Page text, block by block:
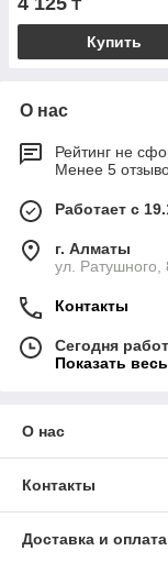
₸
Купить
О нас
Рейтинг не
Менее 5
Работает с
г. Алматы
ул. Ратушного,
Контакты
Сегодня
Показать
О нас
Контакты
Доставка и оплата